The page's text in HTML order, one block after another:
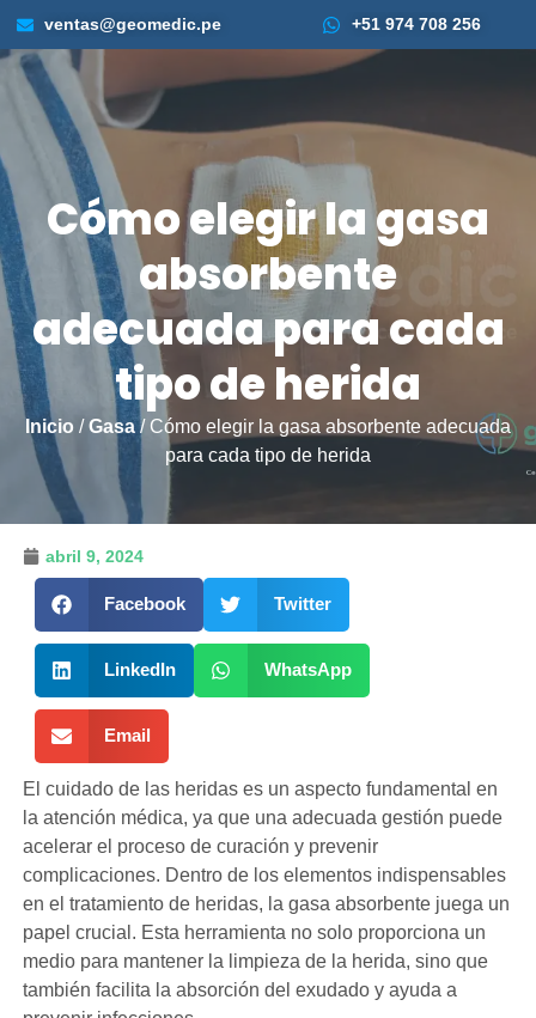
ventas@geomedic.pe +51 974 708 256
Cómo elegir la gasa
absorbente
adecuada para cada
tipo de herida
Inicio /Gasa / Cómo elegir la gasa absorbente adecuada
para cada tipo de herida
Facebook Twitter
LinkedIn WhatsApp
Email
El cuidado de las heridas es un aspecto fundamental en
la atención médica, ya que una adecuada gestión puede
acelerar el proceso de curación y prevenir
complicaciones. Dentro de los elementos indispensables
en el tratamiento de heridas, la gasa absorbente juega un
papel crucial. Esta herramienta no solo proporciona un
medio para mantener la limpieza de la herida, sino que
también facilita la absorción del exudado y ayuda a
abril 9, 2024